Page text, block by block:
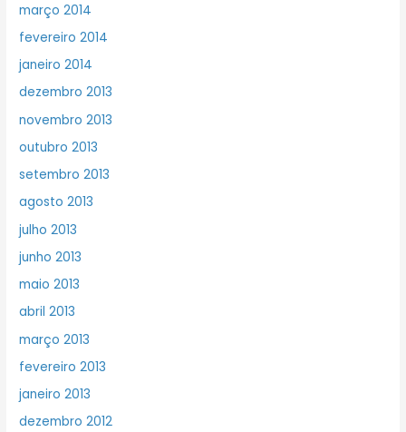
março 2014
fevereiro 2014
janeiro 2014
dezembro 2013
novembro 2013
outubro 2013
setembro 2013
agosto 2013
julho 2013
junho 2013
maio 2013
abril 2013
março 2013
fevereiro 2013
janeiro 2013
dezembro 2012